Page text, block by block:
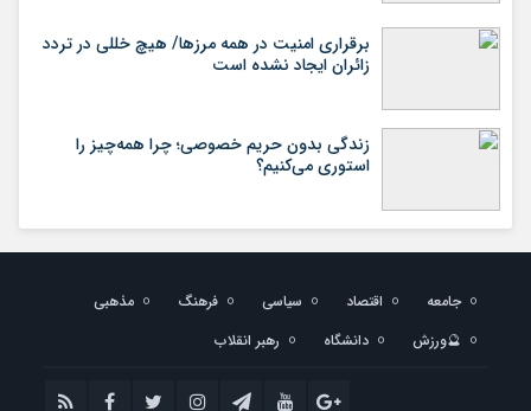
برقراری امنیت در همه مرزها/ هیچ‌ خللی در تردد
زائران ایجاد نشده است
زندگی بدون حریم خصوصی؛ چرا همه‌چیز را
استوری می‌کنیم؟
جامعه اقتصاد سیاسی فرهنگ
مذهبی
🔮ورزش
دانشگاه رهبر انقلاب